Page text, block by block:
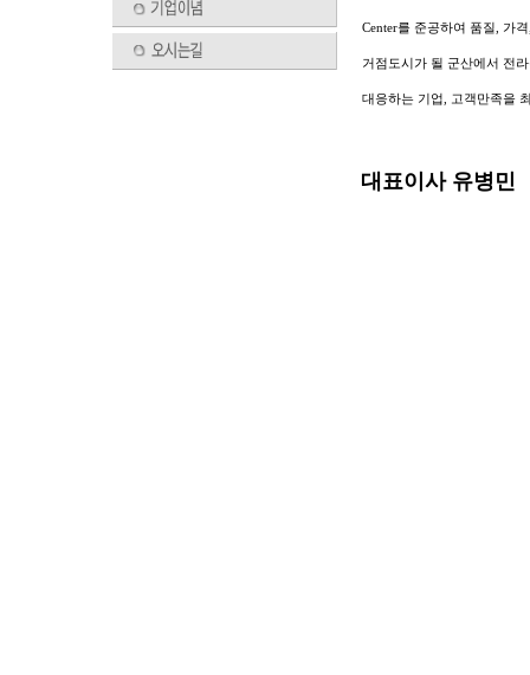
Center를 준공하여 품질, 가격,
거점도시가 될 군산에서 전라
대응하는 기업, 고객만족을 최
대표이사 유병민